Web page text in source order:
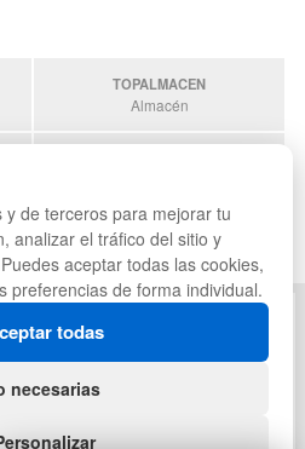
TOPALMACEN
Almacén
MAPA WEB
y de terceros para mejorar tu
analizar el tráfico del sitio y
aceptar todas las cookies,
preferencias de forma individual.
todas
necesarias